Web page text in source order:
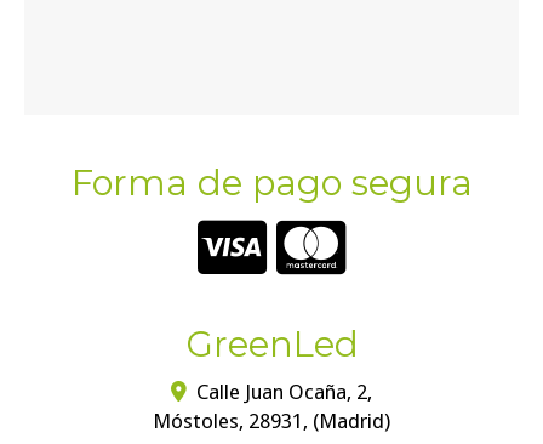
Forma de pago segura
GreenLed
Calle Juan Ocaña, 2,
Móstoles, 28931 , (Madrid)